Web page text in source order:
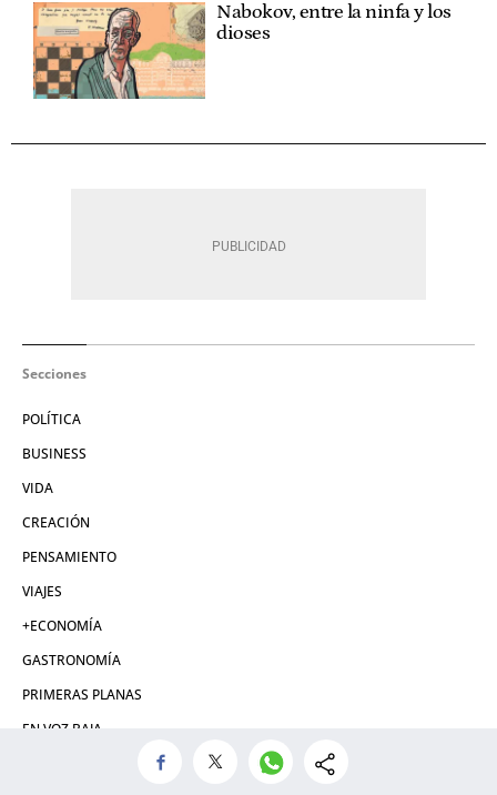
Nabokov, entre la ninfa y los
dioses
Secciones
POLÍTICA
BUSINESS
VIDA
CREACIÓN
PENSAMIENTO
VIAJES
+ECONOMÍA
GASTRONOMÍA
PRIMERAS PLANAS
EN VOZ BAJA